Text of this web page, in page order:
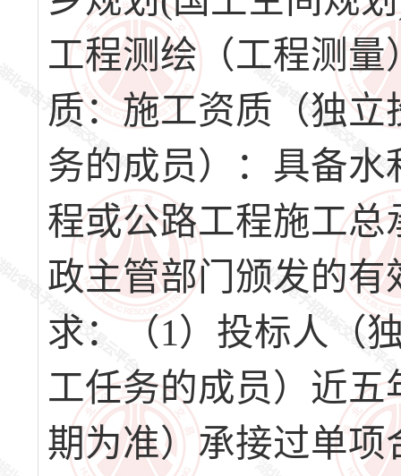
工程测绘（工程测
质：施工资质（独
务的成员）：具备
程或公路工程施工
政主管部门颁发的
求：（1）投标人（
工任务的成员）近五
期为准）承接过单项